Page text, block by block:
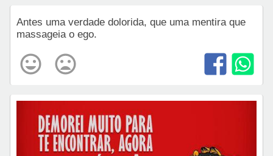
Antes uma verdade dolorida, que uma mentira que
massageia o ego.